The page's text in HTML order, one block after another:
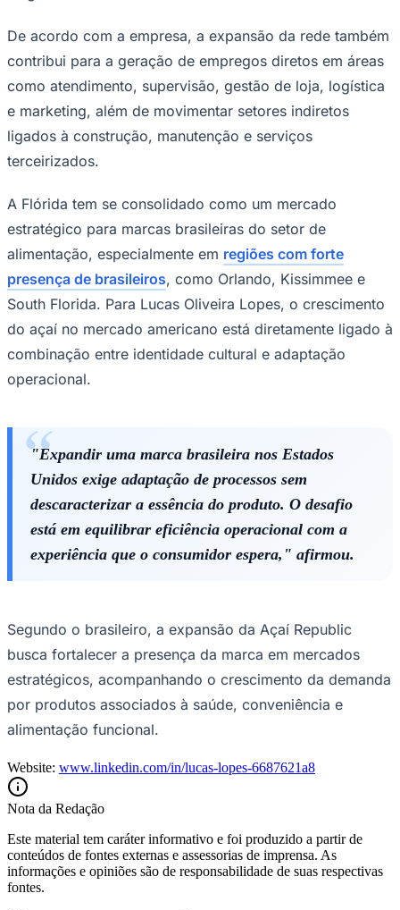
Corinthians
Palmeiras
De acordo com a empresa, a expansão da rede também
contribui para a geração de empregos diretos em áreas
como atendimento, supervisão, gestão de loja, logística
e marketing, além de movimentar setores indiretos
ligados à construção, manutenção e serviços
terceirizados.
A Flórida tem se consolidado como um mercado
estratégico para marcas brasileiras do setor de
alimentação, especialmente em regiões com forte
presença de brasileiros, como Orlando, Kissimmee e
South Florida. Para Lucas Oliveira Lopes, o crescimento
do açaí no mercado americano está diretamente ligado à
combinação entre identidade cultural e adaptação
operacional.
"Expandir uma marca brasileira nos Estados
Unidos exige adaptação de processos sem
descaracterizar a essência do produto. O desafio
está em equilibrar eficiência operacional com a
experiência que o consumidor espera," afirmou.
Segundo o brasileiro, a expansão da Açaí Republic
busca fortalecer a presença da marca em mercados
estratégicos, acompanhando o crescimento da demanda
por produtos associados à saúde, conveniência e
alimentação funcional.
Website: www.linkedin.com/in/lucas-lopes-6687621a8
Nota da Redação
Este material tem caráter informativo e foi produzido a partir de
conteúdos de fontes externas e assessorias de imprensa. As
informações e opiniões são de responsabilidade de suas respectivas
fontes.